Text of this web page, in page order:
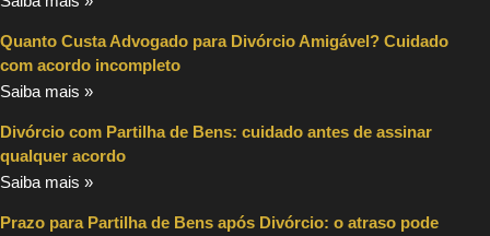
Quanto Custa Advogado para Divórcio Amigável? Cuidado
com acordo incompleto
Saiba mais »
Divórcio com Partilha de Bens: cuidado antes de assinar
qualquer acordo
Saiba mais »
Prazo para Partilha de Bens após Divórcio: o atraso pode